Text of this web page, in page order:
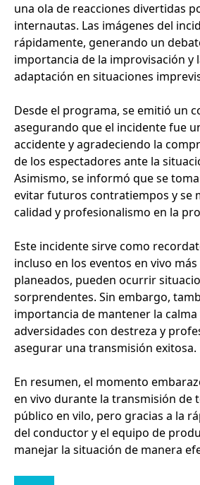
una ola de reacciones divertidas
internautas. Las imágenes del
rápidamente, generando un
importancia de la improvisación y
adaptación en situaciones
Desde el programa, se emitió un
asegurando que el incidente fue
accidente y agradeciendo la
de los espectadores ante la
Asimismo, se informó que se
evitar futuros contratiempos y se
calidad y profesionalismo en la
Este incidente sirve como
incluso en los eventos en vivo
planeados, pueden ocurrir
sorprendentes. Sin embargo,
importancia de mantener la
adversidades con destreza y
asegurar una transmisión exitosa.
En resumen, el momento
en vivo durante la transmisión de
público en vilo, pero gracias a la
del conductor y el equipo de
manejar la situación de manera